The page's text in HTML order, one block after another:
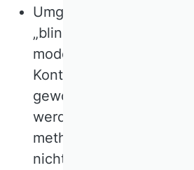
Umgekehrt bringt es
„blind“ frühere
moderneren
Kontext, in dem eine
gewonnen wurde, muss
werden. Wenn in
methodische und
nicht das Maß an